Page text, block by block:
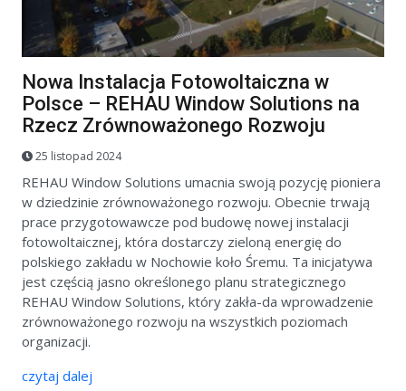
Nowa Instalacja Fotowoltaiczna w
Polsce – REHAU Window Solutions na
Rzecz Zrównoważonego Rozwoju
25 listopad 2024
REHAU Window Solutions umacnia swoją pozycję pioniera
w dziedzinie zrównoważonego rozwoju. Obecnie trwają
prace przygotowawcze pod budowę nowej instalacji
fotowoltaicznej, która dostarczy zieloną energię do
polskiego zakładu w Nochowie koło Śremu. Ta inicjatywa
jest częścią jasno określonego planu strategicznego
REHAU Window Solutions, który zakła-da wprowadzenie
zrównoważonego rozwoju na wszystkich poziomach
organizacji.
czytaj dalej